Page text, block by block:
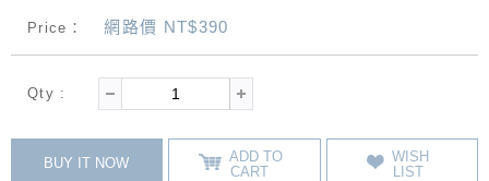
Price：網路價 NT$390
Qty :
BUY IT NOW
ADD TO
CART
WISH
LIST